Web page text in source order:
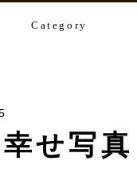
Category
せ写真